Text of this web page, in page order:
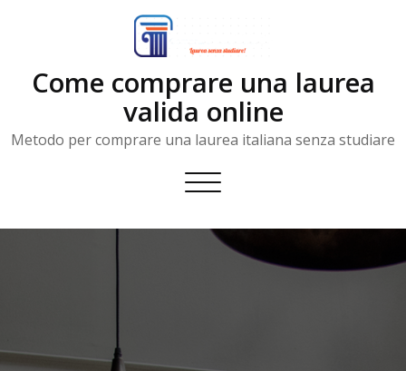
Come comprare una laurea
valida online
Metodo per comprare una laurea italiana senza studiare
Toggle